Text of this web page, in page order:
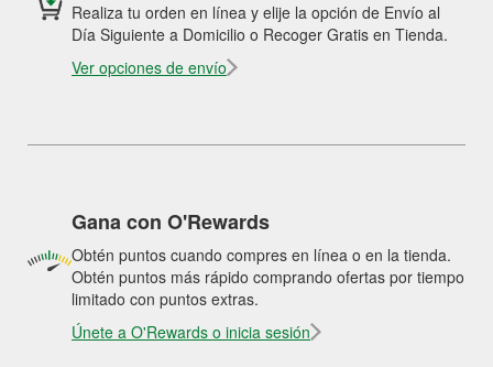
Realiza tu orden en línea y elije la opción de Envío al
Día Siguiente a Domicilio o Recoger Gratis en Tienda.
Ver opciones de envío
Gana con O'Rewards
Obtén puntos cuando compres en línea o en la tienda.
Obtén puntos más rápido comprando ofertas por tiempo
limitado con puntos extras.
Únete a O'Rewards o inicia sesión